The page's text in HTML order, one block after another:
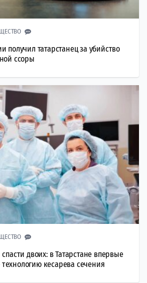
получил татарстанец за убийство
ссоры
двоих: в Татарстане впервые
кесарева сечения